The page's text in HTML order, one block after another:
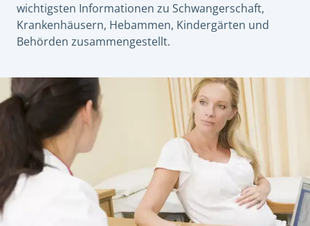
wichtigsten Informationen zu Schwangerschaft,
Krankenhäusern, Hebammen, Kindergärten und
Behörden zusammengestellt.